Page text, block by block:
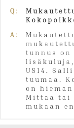
Q:
A:
tunnus on
US14.
tuumaa.
on
Mittaa tai
mukaan